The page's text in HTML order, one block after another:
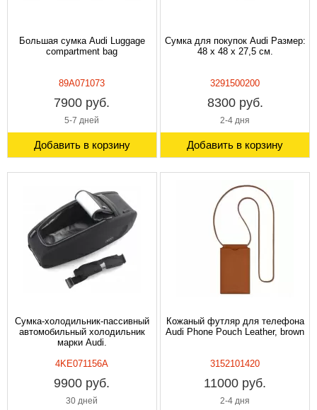
Большая сумка Audi Luggage
compartment bag
89A071073
7900 руб.
5-7 дней
Добавить в корзину
Сумка для покупок Audi Размер:
48 x 48 x 27,5 см.
3291500200
8300 руб.
2-4 дня
Добавить в корзину
Cумка-холодильник-пассивный
автомобильный холодильник
марки Audi.
4KE071156A
9900 руб.
30 дней
Кожаный футляр для телефона
Audi Phone Pouch Leather, brown
3152101420
11000 руб.
2-4 дня